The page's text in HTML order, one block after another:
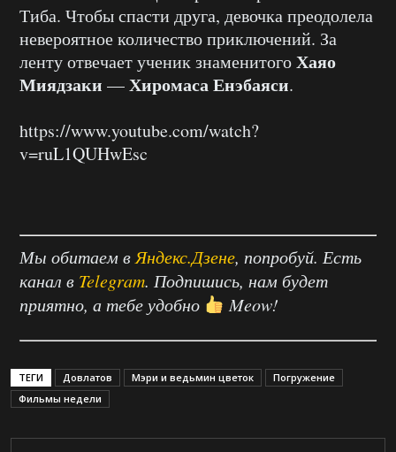
Тиба. Чтобы спасти друга, девочка преодолела
невероятное количество приключений. За
ленту отвечает ученик знаменитогоХаяо
Миядзаки —Хиромаса Енэбаяси.
https://www.youtube.com/watch?
v=ruL1QUHwEsc
Мы обитаем вЯндекс.Дзене, попробуй. Есть
канал в Telegram. Подпишись, нам будет
приятно, а тебе удобно
Meow!
ТЕГИ Довлатов Мэри и ведьмин цветок
Погружение
Фильмы недели